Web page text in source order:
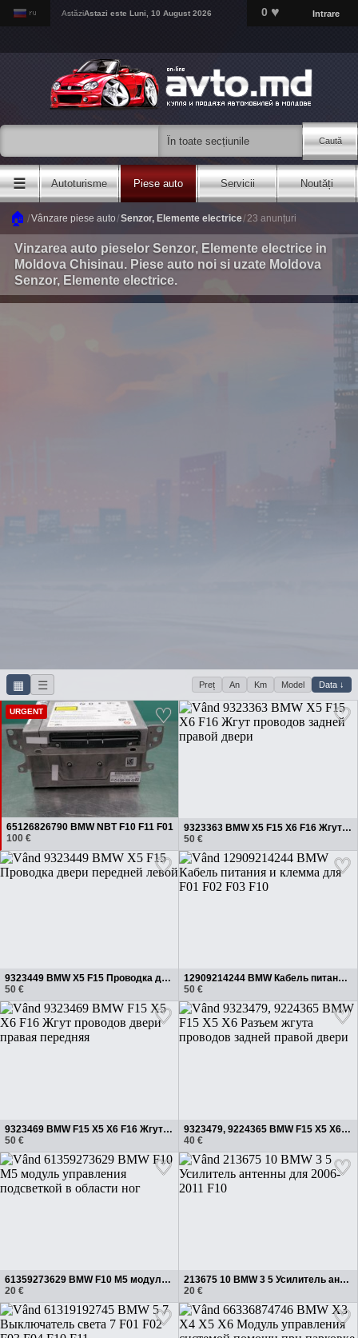
AstăziAstazi este Luni, 10 August 2026 0 ♥ Intrare
Caută
☰ Autoturisme Piese auto Servicii Noutăți
🏠 /Vânzare piese auto/Senzor, Elemente electrice/23 anunțuri
Vinzarea auto pieselor Senzor, Elemente electrice in
Moldova Chisinau. Piese auto noi si uzate Moldova
Senzor, Elemente electrice.
▦ ☰ Preț An Km Model Data ↓
URGENT
65126826790 BMW NBT F10 F11 F01
100 €
9323363 BMW X5 F15 X6 F16 Жгут проводов задней правой двери
50 €
9323449 BMW X5 F15 Проводка двери передней левой
50 €
12909214244 BMW Кабель питания и клемма для F01 F02 F03 F10
50 €
9323469 BMW F15 X5 X6 F16 Жгут проводов двери правая передняя
50 €
9323479, 9224365 BMW F15 X5 X6 Разъем жгута проводов задней правой двери
40 €
61359273629 BMW F10 M5 модуль управления подсветкой в ​​области ног
20 €
213675 10 BMW 3 5 Усилитель антенны для 2006-2011 F10
20 €